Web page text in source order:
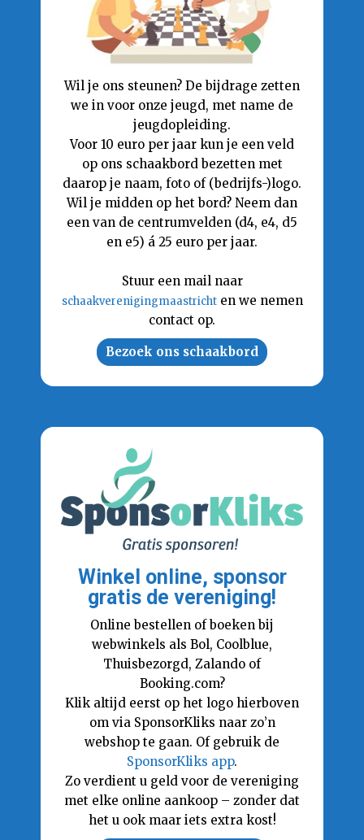
Wil je ons steunen? De bijdrage zetten
we in voor onze jeugd, met name de
jeugdopleiding.
Voor 10 euro per jaar kun je een veld
op ons schaakbord bezetten met
daarop je naam, foto of (bedrijfs-)logo.
Wil je midden op het bord? Neem dan
een van de centrumvelden (d4, e4, d5
en e5) á 25 euro per jaar.
Stuur een mail naar
schaakverenigingmaastrichten we nemen
contact op.
Bezoek ons schaakbord
Winkel online, sponsor
gratis de vereniging!
Online bestellen of boeken bij
webwinkels als Bol, Coolblue,
Thuisbezorgd, Zalando of
Booking.com?
Klik altijd eerst op het logo hierboven
om via SponsorKliks naar zo’n
webshop te gaan. Of gebruik de
SponsorKliks app.
Zo verdient u geld voor de vereniging
met elke online aankoop – zonder dat
het u ook maar iets extra kost!